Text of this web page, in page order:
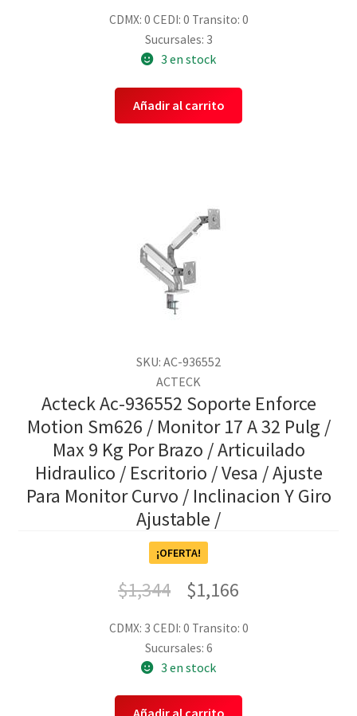
CDMX: 0 CEDI: 0 Transito: 0
Sucursales: 3
3 en stock
Añadir al carrito
SKU: AC-936552
ACTECK
Acteck Ac-936552 Soporte Enforce
Motion Sm626 / Monitor 17 A 32 Pulg /
Max 9 Kg Por Brazo / Articuilado
Hidraulico / Escritorio / Vesa / Ajuste
Para Monitor Curvo / Inclinacion Y Giro
Ajustable /
¡OFERTA!
$1,344 $1,166
CDMX: 3 CEDI: 0 Transito: 0
Sucursales: 6
3 en stock